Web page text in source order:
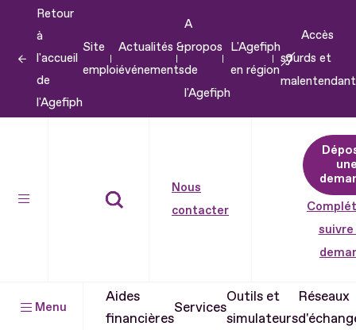
contenu
Retour
à
l'accueil
de
l'Agefiph
Site
emploi
Actualités &
événements
A
propos
de
l'Agefiph
L'Agefiph
en région
Accès
sourds et
Nous
contacter
suivre
Menu
Aides
financières
Services
Outils et
simulateurs
Réseaux